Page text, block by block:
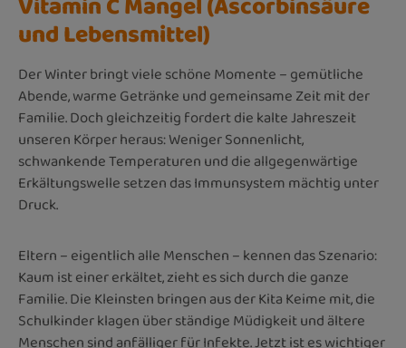
und Lebensmittel)
Der Winter bringt viele schöne Momente – gemütliche
Abende, warme Getränke und gemeinsame Zeit mit der
Familie. Doch gleichzeitig fordert die kalte Jahreszeit
unseren Körper heraus: Weniger Sonnenlicht,
schwankende Temperaturen und die allgegenwärtige
Erkältungswelle setzen das Immunsystem mächtig unter
Druck.
Eltern – eigentlich alle Menschen – kennen das Szenario:
Kaum ist einer erkältet, zieht es sich durch die ganze
Familie. Die Kleinsten bringen aus der Kita Keime mit, die
Schulkinder klagen über ständige Müdigkeit und ältere
Menschen sind anfälliger für Infekte. Jetzt ist es wichtiger